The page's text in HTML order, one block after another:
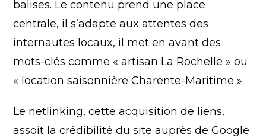
balises. Le contenu prend une place
centrale, il s’adapte aux attentes des
internautes locaux, il met en avant des
mots-clés comme « artisan La Rochelle » ou
« location saisonnière Charente-Maritime ».
Le netlinking, cette acquisition de liens,
assoit la crédibilité du site auprès de Google